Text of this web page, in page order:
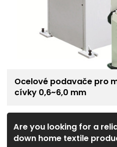
Ocelové podavače pro
cívky 0,6~6,0 mm
Are you looking for a
down home textile